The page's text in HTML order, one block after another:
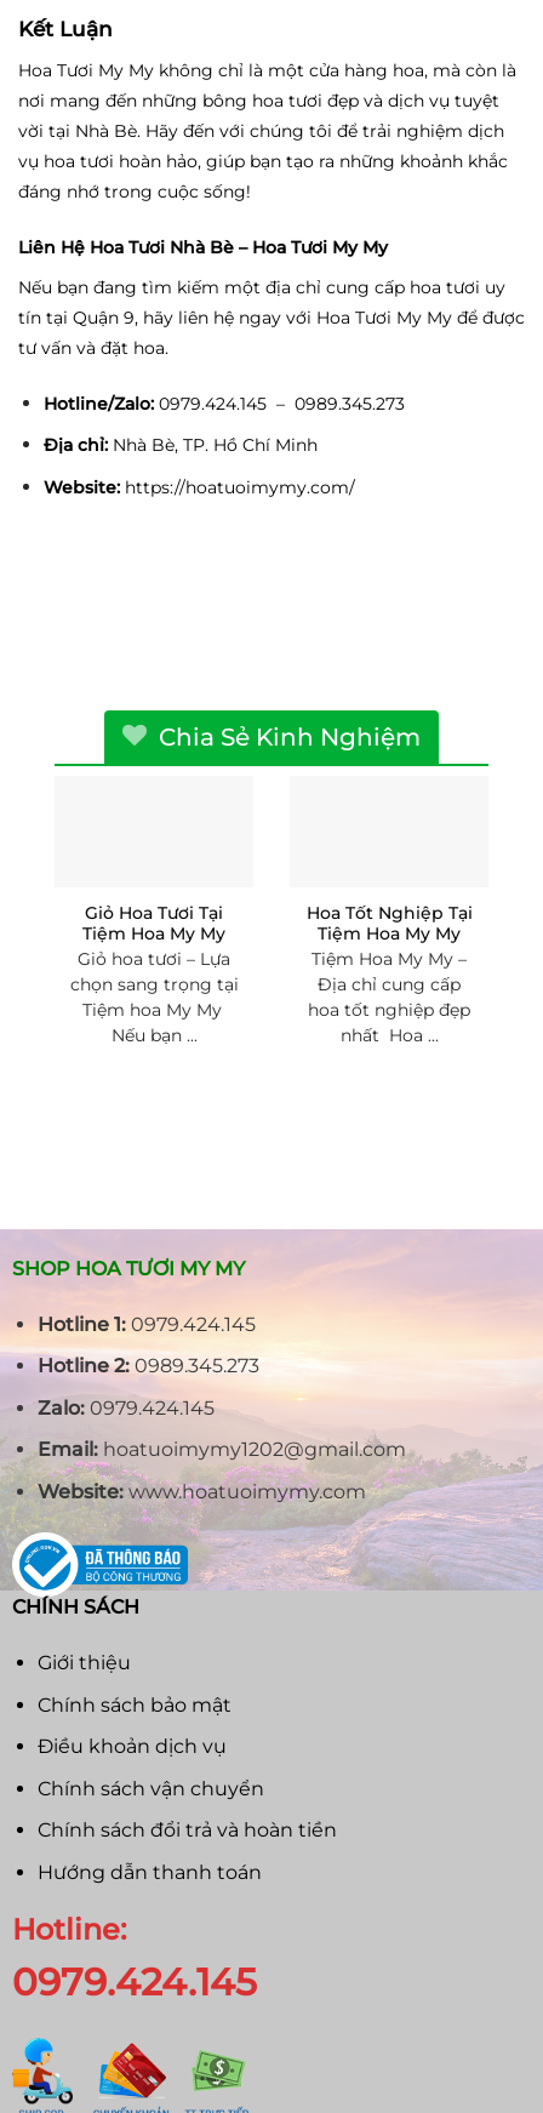
Kết Luận
Hoa Tươi My My không chỉ là một cửa hàng hoa, mà còn là
nơi mang đến những bông hoa tươi đẹp và dịch vụ tuyệt
vời tại Nhà Bè. Hãy đến với chúng tôi để trải nghiệm dịch
vụ hoa tươi hoàn hảo, giúp bạn tạo ra những khoảnh khắc
đáng nhớ trong cuộc sống!
Liên Hệ Hoa Tươi Nhà Bè – Hoa Tươi My My
Nếu bạn đang tìm kiếm một địa chỉ cung cấp hoa tươi uy
tín tại Quận 9, hãy liên hệ ngay với Hoa Tươi My My để được
tư vấn và đặt hoa.
Hotline/Zalo:0979.424.145 – 0989.345.273
Địa chỉ:Nhà Bè, TP. Hồ Chí Minh
Website: https://hoatuoimymy.com/
Chia Sẻ Kinh Nghiệm
Giỏ Hoa Tươi Tại
Tiệm Hoa My My
Giỏ hoa tươi – Lựa
chọn sang trọng tại
Tiệm hoa My My
Nếu bạn ...
Hoa Tốt Nghiệp Tại
Tiệm Hoa My My
Tiệm Hoa My My –
Địa chỉ cung cấp
hoa tốt nghiệp đẹp
nhất Hoa ...
SHOP HOA TƯƠI MY MY
Hotline 1:0979.424.145
Hotline 2:0989.345.273
Zalo:0979.424.145
Email:hoatuoimymy1202@gmail.com
Website:www.hoatuoimymy.com
CHÍNH SÁCH
Giới thiệu
Chính sách bảo mật
Điều khoản dịch vụ
Chính sách vận chuyển
Chính sách đổi trả và hoàn tiền
Hướng dẫn thanh toán
Hotline:
0979.424.145